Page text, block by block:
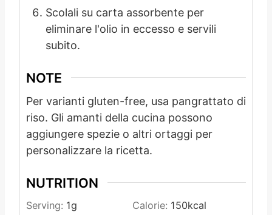
Scolali su carta assorbente per
eliminare l'olio in eccesso e servili
subito.
NOTE
Per varianti gluten-free, usa pangrattato di
riso. Gli amanti della cucina possono
aggiungere spezie o altri ortaggi per
personalizzare la ricetta.
NUTRITION
Serving: 1g Calorie: 150kcal